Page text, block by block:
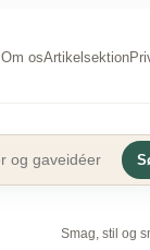
Om osArtikelsektion
Smag, stil og